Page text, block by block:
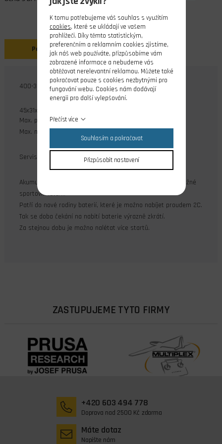
Popis
400-3S ECO (11,1V)
45x31x16 mm, 45g
Max. proudové zatížení: 30C
Max. nabíjecí proud 2C
Servisní konektor JST-XH.
Akumulátory s velmi příznivou cenou výborně vyhoví pro běžné
sportovní létání.
Patří do nové rodiny baterií, které je možno nabíjet proudem 2C.
Tak se doba čekání na nabití baterie výrazně zkrátí.
Za stejnou dobu je možno nalétat více startů.
ZASTUPUJEME TYTO FIRMY
+420 603 494 778
Doprava nad 2500 Kč zdarma
Máte dotaz
Napište nám
K tomu potřebujeme váš souhlas s využitím
cookies, které se ukládají ve vašem
prohlížeči. Díky těmto statistickým,
preferenčním a reklamním cookies zjistíme,
jak náš web používáte, přizpůsobíme vám
zobrazené informace a nebudeme vás
obtěžovat nerelevantní reklamou. Můžete také
pokračovat pouze s cookies nezbytnými pro
fungování webu. Cookies nám dodávají
energii pro další vylepšování.
Přečíst více
Souhlasím a pokračovat
Přizpůsobit nastavení